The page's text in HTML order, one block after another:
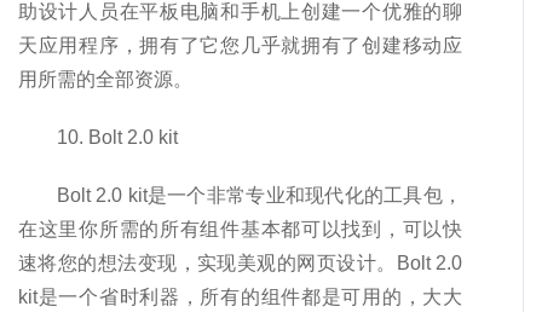
助设计人员在平板电脑和手机上创建一个优雅的聊
天应用程序，拥有了它您几乎就拥有了创建移动应
用所需的全部资源。
10. Bolt 2.0 kit
Bolt 2.0 kit是一个非常专业和现代化的工具包，
在这里你所需的所有组件基本都可以找到，可以快
速将您的想法变现，实现美观的网页设计。Bolt 2.0
kit是一个省时利器，所有的组件都是可用的，大大